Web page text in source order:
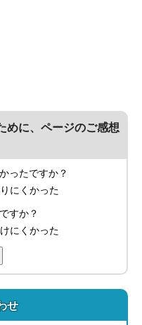
めに、ページのご感想
ったですか？
にくかった
すか？
にくかった
せ